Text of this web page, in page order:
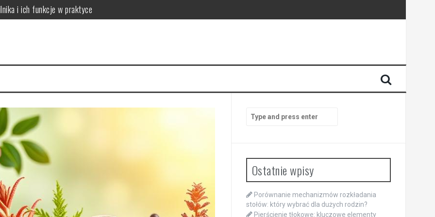
i ich funkcje w praktyce
i skuteczna rutyna anti-aging
na 4 tygodnie
cerę i jak to naprawić
for:
Ostatnie wpisy
Porównanie mechanizmów rozkładania
stołów: który wybrać dla dużych rodzin?
Pierścienie tłokowe: kluczowe elementy